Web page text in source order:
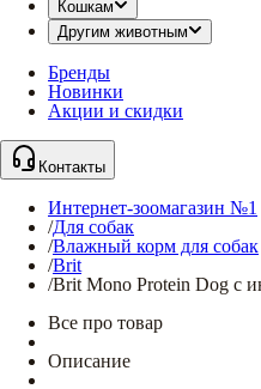
Кошкам
Другим животным
Бренды
Новинки
Акции и скидки
Контакты
Интернет-зоомагазин №1
/Для собак
/Влажный корм для собак
/Brit
/Brit Mono Protein Dog с
Все про товар
Описание